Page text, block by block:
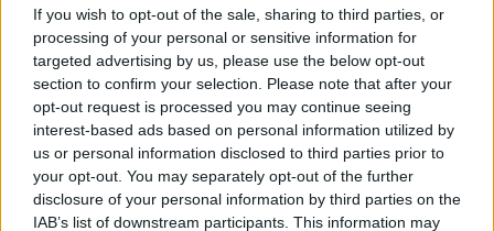
If you wish to opt-out of the sale, sharing to third parties, or
processing of your personal or sensitive information for
targeted advertising by us, please use the below opt-out
section to confirm your selection. Please note that after your
opt-out request is processed you may continue seeing
interest-based ads based on personal information utilized by
us or personal information disclosed to third parties prior to
your opt-out. You may separately opt-out of the further
disclosure of your personal information by third parties on the
IAB’s list of downstream participants. This information may
NYHETER Husbil & Husvagn slutar att ges ut. Nr 7 2025 blir
sista numret.
Det här gäller för prenumeranter
PREMIUM Så kompenseras Husbil &
Husvagns prenumeranter.
Nu släpps biljetter till största
mässan